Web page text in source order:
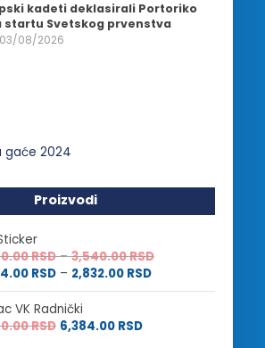
kadeti deklasirali Portoriko
startu Svetskog prvenstva
03/08/2026
Proizvodi
RSD – 3,540.00RSDRaspon
od
RSD – 2,832.00 RSDRaspon
cena:
VK Radnički
RSD 6,384.00 RSD